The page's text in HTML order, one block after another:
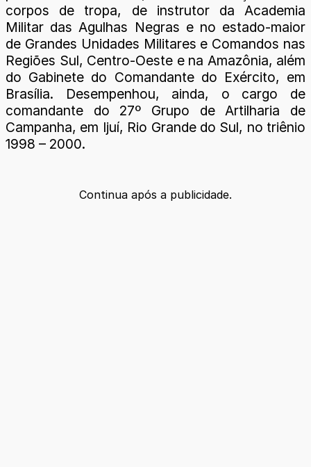
corpos de tropa, de instrutor da Academia
Militar das Agulhas Negras e no estado-maior
de Grandes Unidades Militares e Comandos nas
Regiões Sul, Centro-Oeste e na Amazônia, além
do Gabinete do Comandante do Exército, em
Brasília. Desempenhou, ainda, o cargo de
comandante do 27º Grupo de Artilharia de
Campanha, em Ijuí, Rio Grande do Sul, no triênio
1998 – 2000.
Continua após a publicidade.